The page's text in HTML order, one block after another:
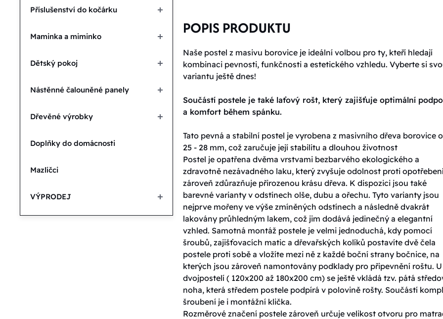
Příslušenství do kočárku
Maminka a miminko
Dětský pokoj
Nástěnné čalouněné panely
Dřevěné výrobky
Doplňky do domácnosti
Mazlíčci
VÝPRODEJ
POPIS PRODUKTU
Naše postel z masivu borovice je ideální volbou pro ty, kteří hledají
kombinaci pevnosti, funkčnosti a estetického vzhledu. Vyberte si
variantu ještě dnes!
Součástí postele je také laťový rošt, který zajišťuje optimální
a komfort během spánku.
Tato pevná a stabilní postel je vyrobena z masivního dřeva borovice
25 - 28 mm, což zaručuje její stabilitu a dlouhou životnost
Postel je opatřena dvěma vrstvami bezbarvého ekologického a
zdravotně nezávadného laku, který zvyšuje odolnost proti
zároveň zdůrazňuje přirozenou krásu dřeva. K dispozici jsou také
barevné varianty v odstínech olše, dubu a ořechu. Tyto varianty jsou
nejprve mořeny ve výše zmíněných odstínech a následně dvakrát
lakovány průhledným lakem, což jim dodává jedinečný a elegantní
vzhled. Samotná montáž postele je velmi jednoduchá, kdy pomocí
šroubů, zajišťovacích matic a dřevařských kolíků postavíte dvě čela
postele proti sobě a vložíte mezi ně z každé boční strany bočnice, na
kterých jsou zároveň namontovány podklady pro připevnění roštu. U
dvojpostelí ( 120x200 až 180x200 cm) se ještě vkládá tzv. pátá
noha, která středem postele podpírá v polovině rošty. Součástí
šroubení je i montážní klička.
Rozměrové značení postele zároveň určuje velikost otvoru pro